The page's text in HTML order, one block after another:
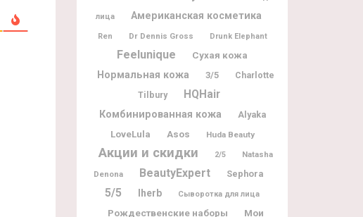
лица Американская косметика
Ren Dr Dennis Gross Drunk Elephant
Feelunique Сухая кожа
Нормальная кожа 3/5
Charlotte
Tilbury
HQHair
Комбинированная кожа
Alyaka
LoveLula
Asos Huda Beauty
Акции и скидки 2/5
Natasha
Denona
BeautyExpert Sephora
5/5 Iherb Сыворотка для лица
Рождественские наборы Мои